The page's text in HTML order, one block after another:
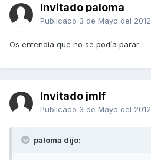
Invitado paloma
Publicado 3 de Mayo del 2012
Os entendia que no se podía parar
Invitado jmlf
Publicado 3 de Mayo del 2012
paloma dijo: